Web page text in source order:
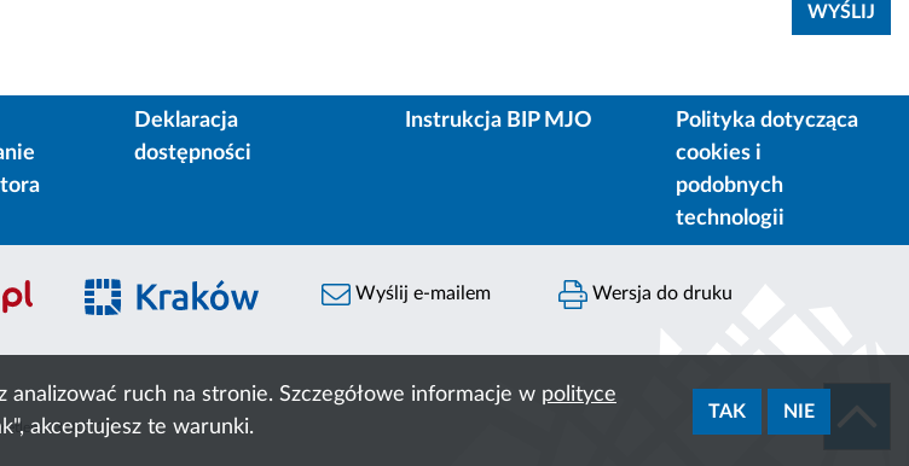
ruch na stronie. Szczegółowe informacje w polityce
akceptujesz te warunki.
TAK NIE
Deklaracja
dostępności
Instrukcja BIP MJO
Polityka dotycząca
cookies i
podobnych
technologii
Wyślij e-mailem Wersja do druku
231810271